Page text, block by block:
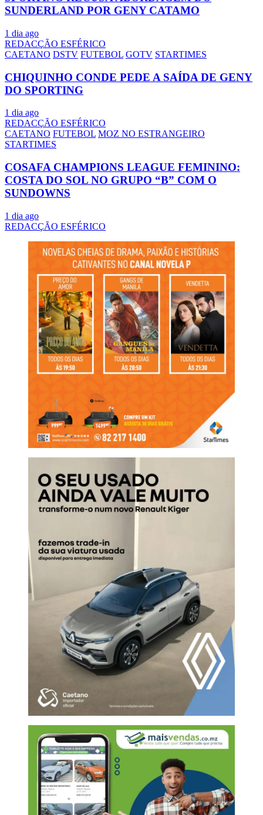
SUNDERLAND POR GENY CATAMO
1 dia ago
REDACÇÃO ESFÉRICO
CAETANO DSTV FUTEBOL GOTV STARTIMES
CHIQUINHO CONDE PEDE A SAÍDA DE GENY
DO SPORTING
1 dia ago
REDACÇÃO ESFÉRICO
CAETANO FUTEBOL MOZ NO ESTRANGEIRO
STARTIMES
COSAFA CHAMPIONS LEAGUE FEMININO:
COSTA DO SOL NO GRUPO “B” COM O
SUNDOWNS
1 dia ago
REDACÇÃO ESFÉRICO